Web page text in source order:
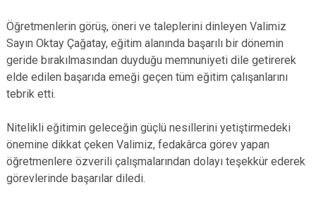
Öğretmenlerin görüş, öneri ve taleplerini dinleyen Valimiz
Sayın Oktay Çağatay, eğitim alanında başarılı bir dönemin
geride bırakılmasından duyduğu memnuniyeti dile getirerek
elde edilen başarıda emeği geçen tüm eğitim çalışanlarını
tebrik etti.
Nitelikli eğitimin geleceğin güçlü nesillerini yetiştirmedeki
önemine dikkat çeken Valimiz, fedakârca görev yapan
öğretmenlere özverili çalışmalarından dolayı teşekkür ederek
görevlerinde başarılar diledi.